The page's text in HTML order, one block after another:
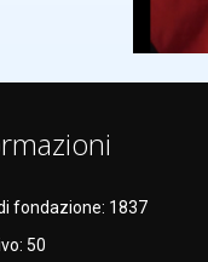
fondazione: 1837
50